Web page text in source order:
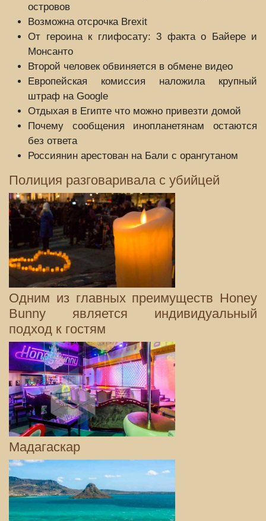
островов
Возможна отсрочка Brexit
От героина к глифосату: 3 факта о Байере и
Монсанто
Второй человек обвиняется в обмене видео
Европейская комиссия наложила крупный
штраф на Google
Отдыхая в Египте что можно привезти домой
Почему сообщения инопланетянам остаются
без ответа
Россиянин арестован на Бали с орангутаном
Полиция разговаривала с убийцей
Одним из главных преимуществ Honey
Bunny является индивидуальный
подход к гостям
Мадагаскар